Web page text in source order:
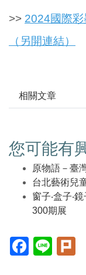
>> 2024國際
（另開連結）
相關文章
您可能有
原物語－臺
台北藝術兒
窗子‧盒子‧
300期展
Facebook(另
開
Line(另
開